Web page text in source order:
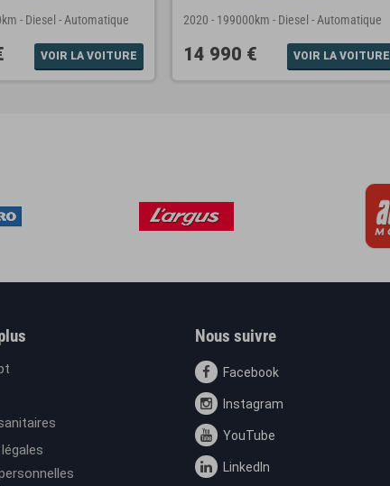
- Diesel -Automatique
VOIR LA VOITURE
2020 - 199000km - Diesel -Automatique
14 990 € VOIR LA VOITURE
Nous suivre
Facebook
Instagram
YouTube
LinkedIn